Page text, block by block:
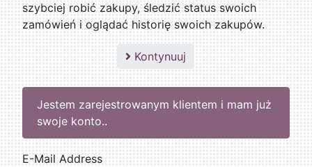
szybciej robić zakupy, śledzić status swoich
zamówień i oglądać historię swoich zakupów.
Kontynuuj
Jestem zarejestrowanym klientem i mam już
swoje konto..
E-Mail Address